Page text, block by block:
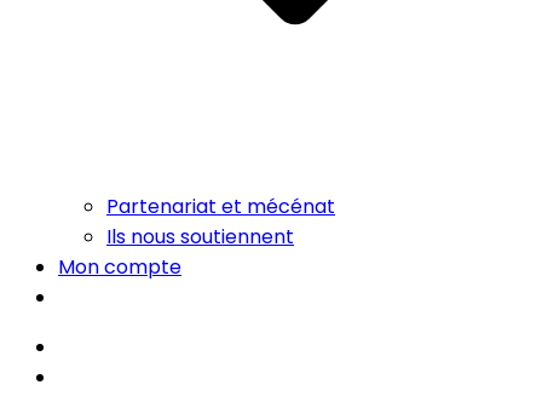
Partenariat et mécénat
Ils nous soutiennent
Mon compte